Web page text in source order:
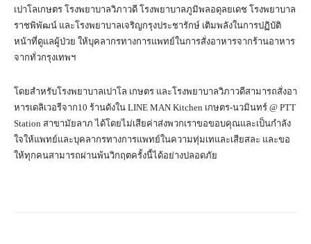
เปาโลเกษตร โรงพยาบาลวิภาวดี โรงพยาบาลภูมิพลอดุลยเดช โรงพยาบาล
ราชพิพัฒน์ และโรงพยาบาลเจริญกรุงประชารักษ์ เติมพลังในการปฏิบัติ
หน้าที่ดูแลผู้ป่วย ให้บุคลากรทางการแพทย์ในการสั่งอาหารจากร้านอาหาร
จากทั่วกรุงเทพฯ
โดยสำหรับโรงพยาบาลเปาโล เกษตร และโรงพยาบาลวิภาวดีสามารถสั่งอา
หารเดลิเวอรีจาก10 ร้านดังใน LINE MAN Kitchen เกษตร-นวมินทร์ @ PTT
Station สาขามัยลาภ ได้โดยไม่เสียค่าส่งพวกเราขอขอบคุณและเป็นกำลัง
ใจให้แพทย์และบุคลากรทางการแพทย์ในความทุ่มเทและเสียสละ และขอ
ให้ทุกคนสามารถผ่านพ้นวิกฤตครั้งนี้ได้อย่างปลอดภัย